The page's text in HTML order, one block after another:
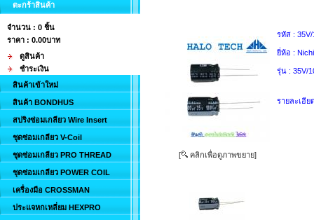
ตะกร้าสินค้า
จำนวน : 0 ชิ้น
ราคา : 0.00บาท
ดูสินค้า
ชำระเงิน
สินค้าเข้าใหม่
สินค้า BONDHUS
สปริงซ่อมเกลียว Wire Insert
ชุดซ่อมเกลียว V-Coil
ชุดซ่อมเกลียว PRO THREAD
ชุดซ่อมเกลียว POWER COIL
เครื่องมือ CROSSMAN
ประแจหกเหลี่ยม HEXPRO
[ คลิกเพื่อดูภาพขยาย]
รหัส :
ยี่ห้อ :
รุ่น : 35V/
รายละเอีย